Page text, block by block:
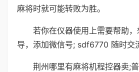
麻将时就可能转败为胜。
若你在仪器使用上需要帮助
导，添加微信号; sdf6770 随时交
荆州哪里有麻将机程控器卖;